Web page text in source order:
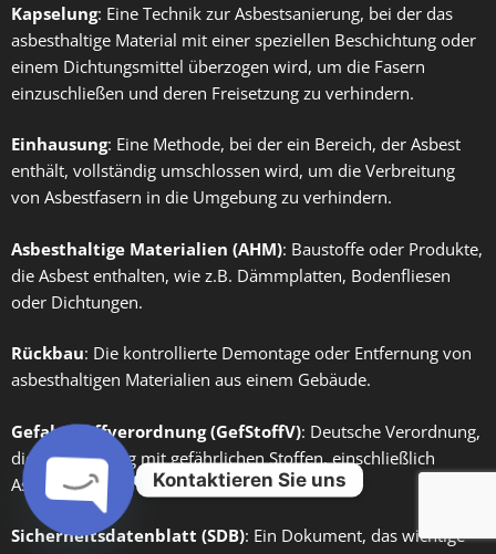
Kapselung: Eine Technik zur Asbestsanierung, bei der das
asbesthaltige Material mit einer speziellen Beschichtung oder
einem Dichtungsmittel überzogen wird, um die Fasern
einzuschließen und deren Freisetzung zu verhindern.
Einhausung: Eine Methode, bei der ein Bereich, der Asbest
enthält, vollständig umschlossen wird, um die Verbreitung
von Asbestfasern in die Umgebung zu verhindern.
Asbesthaltige Materialien (AHM): Baustoffe oder Produkte,
die Asbest enthalten, wie z.B. Dämmplatten, Bodenfliesen
oder Dichtungen.
Rückbau: Die kontrollierte Demontage oder Entfernung von
asbesthaltigen Materialien aus einem Gebäude.
Gefahrstoffverordnung (GefStoffV): Deutsche Verordnung,
die den Umgang mit gefährlichen Stoffen, einschließlich
Asbest, regelt.
Sicherheitsdatenblatt (SDB): Ein Dokument, das wichtige
Kontaktieren Sie uns
Open